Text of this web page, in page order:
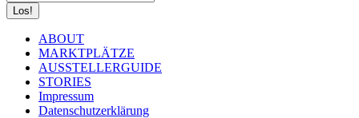
ABOUT
MARKTPLÄTZE
AUSSTELLERGUIDE
STORIES
Impressum
Datenschutzerklärung